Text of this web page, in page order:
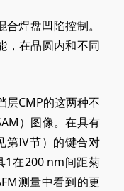
焊盘凹陷控制。
，在晶圆内和不同
层CMP的这两种不
）图像。在具有
第IV节）的键合对
1在200 nm间距菊
测量中看到的更